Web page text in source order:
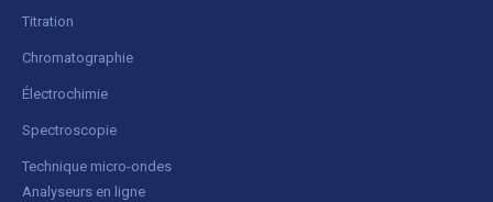
Titration
Chromatographie
Électrochimie
Spectroscopie
Technique micro-ondes
Analyseurs en ligne